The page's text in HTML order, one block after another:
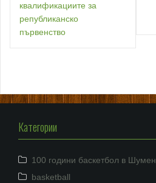
квалификациите за
републиканско
първенство
Категории
100 години баскетбол в Шумен
basketball